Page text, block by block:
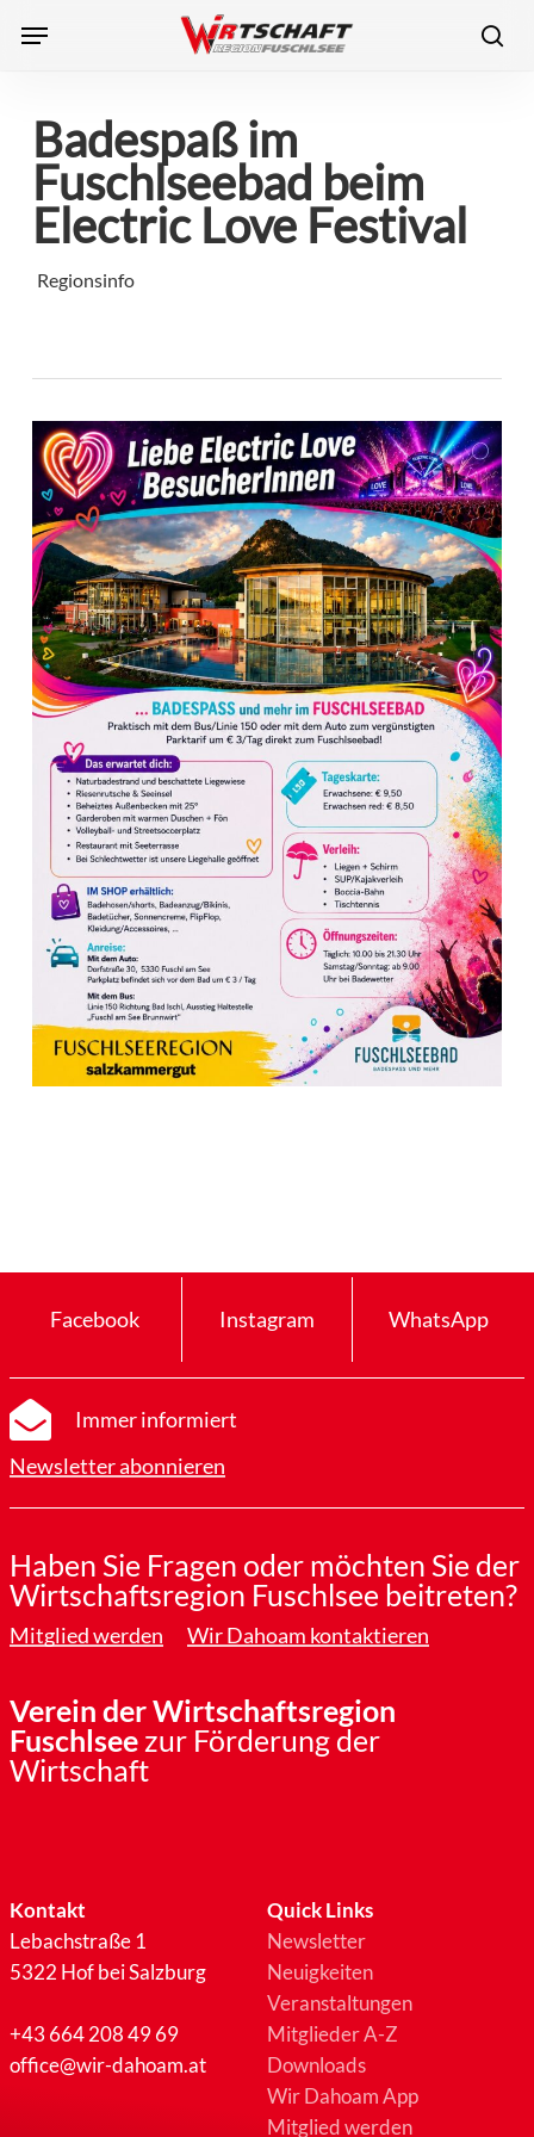
Menu
Badespaß im
Fuschlseebad beim
Electric Love Festival
Regionsinfo
Facebook Instagram WhatsApp
Immer informiert
Newsletter abonnieren
Haben Sie Fragen oder möchten Sie der
Wirtschaftsregion Fuschlsee beitreten?
Mitglied werden Wir Dahoam kontaktieren
Verein der Wirtschaftsregion
Fuschlseezur Förderung der
Wirtschaft
Kontakt
Lebachstraße 1
5322 Hof bei Salzburg
+43 664 208 49 69
office@wir-dahoam.at
Quick Links
Newsletter
Neuigkeiten
Veranstaltungen
Mitglieder A-Z
Downloads
Wir Dahoam App
Mitglied werden